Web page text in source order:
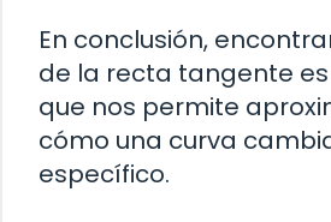
En conclusión,
de la recta tangente
que nos permite
cómo una curva
específico.